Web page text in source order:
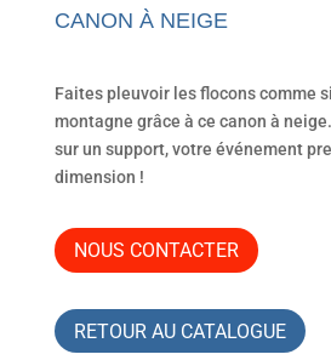
CANON À NEIGE
Faites pleuvoir les flocons comme
montagne grâce à ce canon à
sur un support, votre événement
dimension !
NOUS CONTACTER
RETOUR AU CATALOGUE